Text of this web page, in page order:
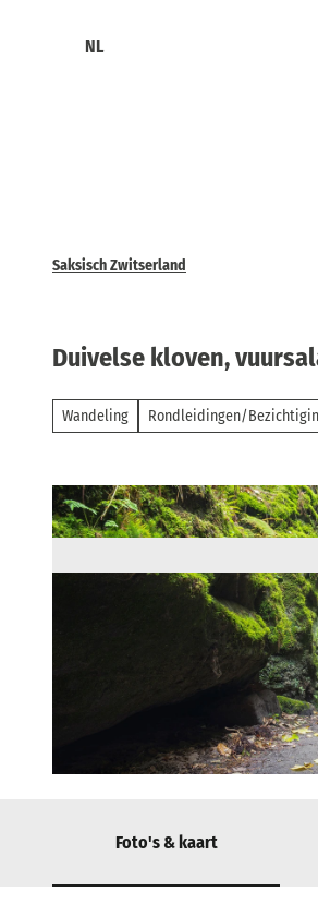
NL
Saksisch Zwitserland
Duivelse kloven,
Wandeling Rondleidingen/
Foto's & kaart